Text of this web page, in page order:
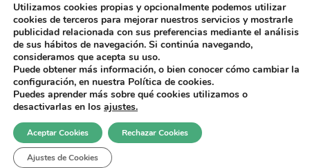
Todos los derechos reservados por: Ayuntamiento de Belchite |
Legal|Política de Cookies
Utilizamos cookies propias y opcionalmente podemos utilizar
cookies de terceros para mejorar nuestros servicios y mostrarle
publicidad relacionada con sus preferencias mediante el análisis
de sus hábitos de navegación. Si continúa navegando,
consideramos que acepta su uso.
Puede obtener más información, o bien conocer cómo cambiar la
configuración, en nuestra Política de cookies.
Puedes aprender más sobre qué cookies utilizamos o
desactivarlas en los ajustes.
Aceptar Cookies Rechazar Cookies
Ajustes de Cookies